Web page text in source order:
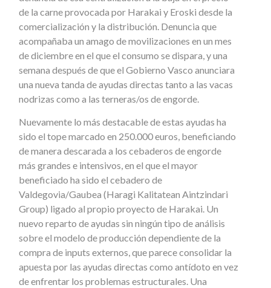
de la carne provocada por Harakai y Eroski desde la
comercialización y la distribución. Denuncia que
acompañaba un amago de movilizaciones en un mes
de diciembre en el que el consumo se dispara, y una
semana después de que el Gobierno Vasco anunciara
una nueva tanda de ayudas directas tanto a las vacas
nodrizas como a las terneras/os de engorde.
Nuevamente lo más destacable de estas ayudas ha
sido el tope marcado en 250.000 euros, beneficiando
de manera descarada a los cebaderos de engorde
más grandes e intensivos, en el que el mayor
beneficiado ha sido el cebadero de
Valdegovia/Gaubea (Haragi Kalitatean Aintzindari
Group) ligado al propio proyecto de Harakai. Un
nuevo reparto de ayudas sin ningún tipo de análisis
sobre el modelo de producción dependiente de la
compra de inputs externos, que parece consolidar la
apuesta por las ayudas directas como antídoto en vez
de enfrentar los problemas estructurales. Una